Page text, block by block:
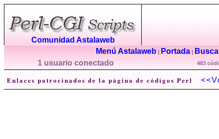
Comunidad Astalaweb
Menú Astalaweb | Portada |
1 usuario conectado
483
Enlaces patrocinados de la página de códigos Perl